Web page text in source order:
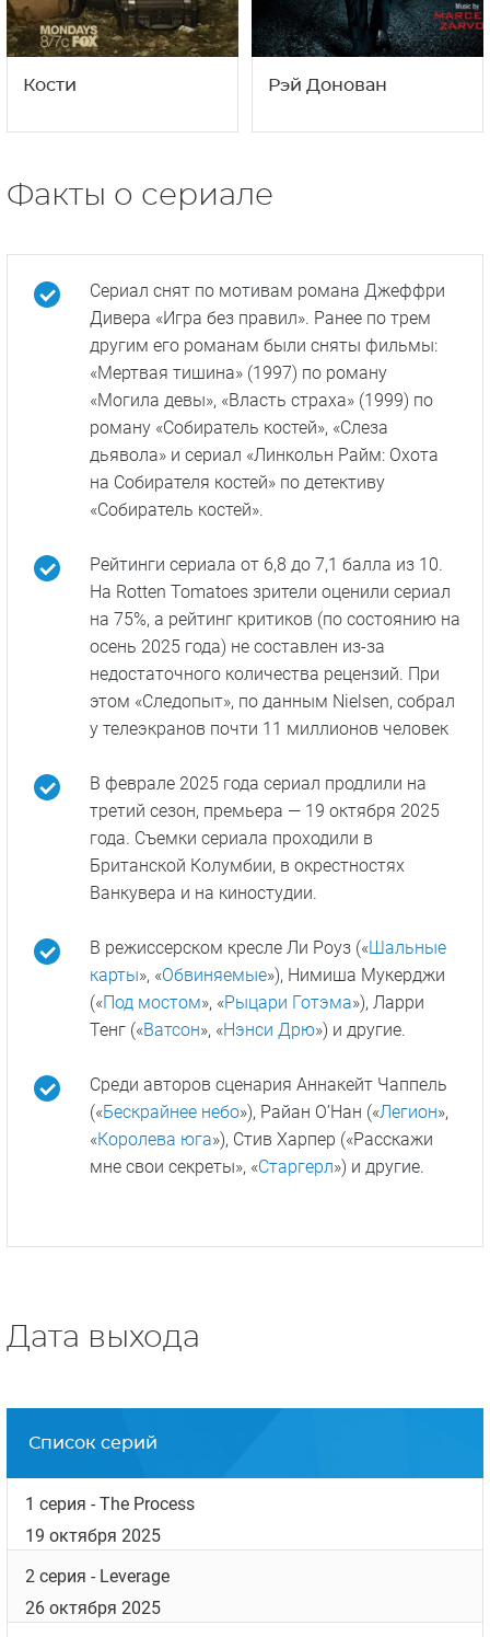
Кости Рэй Донован
Факты о сериале
Сериал снят по мотивам романа Джеффри
Дивера «Игра без правил». Ранее по трем
другим его романам были сняты фильмы:
«Мертвая тишина» (1997) по роману
«Могила девы», «Власть страха» (1999) по
роману «Собиратель костей», «Слеза
дьявола» и сериал «Линкольн Райм: Охота
на Собирателя костей» по детективу
«Собиратель костей».
Рейтинги сериала от 6,8 до 7,1 балла из 10.
На Rotten Tomatoes зрители оценили сериал
на 75%, а рейтинг критиков (по состоянию на
осень 2025 года) не составлен из-за
недостаточного количества рецензий. При
этом «Следопыт», по данным Nielsen, собрал
у телеэкранов почти 11 миллионов человек
В феврале 2025 года сериал продлили на
третий сезон, премьера — 19 октября 2025
года. Съемки сериала проходили в
Британской Колумбии, в окрестностях
Ванкувера и на киностудии.
В режиссерском кресле Ли Роуз («Шальные
карты», «Обвиняемые»), Нимиша Мукерджи
(«Под мостом», «Рыцари Готэма»), Ларри
Тенг («Ватсон», «Нэнси Дрю») и другие.
Среди авторов сценария Аннакейт Чаппель
(«Бескрайнее небо»), Райан О’Нан («Легион»,
«Королева юга»), Стив Харпер («Расскажи
мне свои секреты», «Старгерл») и другие.
Дата выхода
Список серий
1 серия - The Process
19 октября 2025
2 серия - Leverage
26 октября 2025